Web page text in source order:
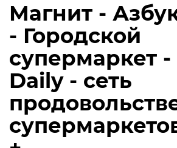
Магнит -
- Городской
супермаркет
Daily - сеть